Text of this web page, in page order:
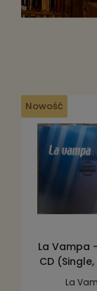
Nowość
La Vampa
CD
La